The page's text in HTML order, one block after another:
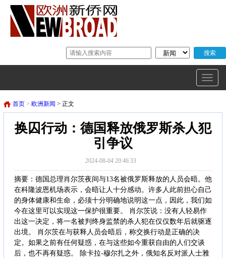
首页 > 欧洲新闻 > 正文
换囚行动：德国释放俄罗斯杀人犯
引争议
2024-08-04 20:46:33
摘要：德国总理肖尔茨夜间与13名被俄罗斯释放的人员会晤。他
在科隆波恩机场表示，会晤让人十分感动。许多人此前担心自己
的身体健康和生命，必须十分明确地说明这一点，因此，我们如
今在这里可以实现这一保护很重要。 肖尔茨说：没有人轻易作
出这一决定，将一名被判终身监禁的杀人犯在仅仅数年后就驱逐
出境。 肖尔茨在与获释人员会晤后，称交换行动是正确的决
定。如果之前有任何疑惑，在与这些如今重获自由的人们交谈
后，也不再有疑惑。 除卡拉-穆尔扎之外，俄知名反对派人士雅